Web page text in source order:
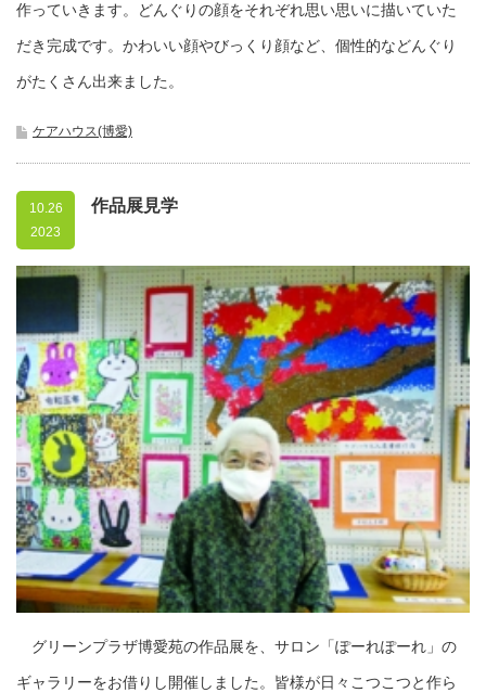
作っていきます。どんぐりの顔をそれぞれ思い思いに描いていた
だき完成です。かわいい顔やびっくり顔など、個性的などんぐり
がたくさん出来ました。
ケアハウス(博愛)
10.26
2023
作品展見学
グリーンプラザ博愛苑の作品展を、サロン「ぽーれぽーれ」の
ギャラリーをお借りし開催しました。皆様が日々こつこつと作ら